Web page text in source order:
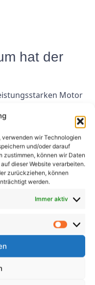
verwenden wir Technologien
und/oder darauf
zustimmen, können wir Daten
dieser Website verarbeiten.
zurückziehen, können
werden.
Immer aktiv
hat der
Motor
eine
Straße und sorgt
A3 5 über
Reihe fortschrittlicher
die ein sicheres
Airbags bis hin zur
steht Ihre